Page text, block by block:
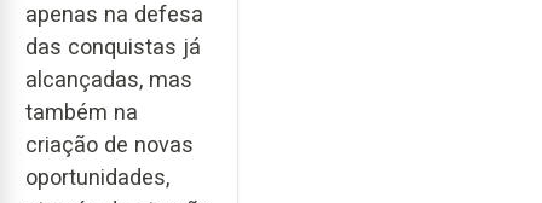
apenas na defesa
das conquistas já
alcançadas, mas
também na
criação de novas
oportunidades,